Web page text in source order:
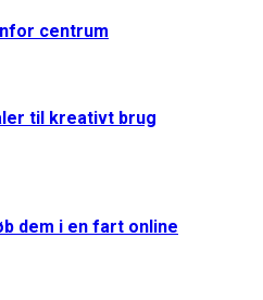
centrum
til kreativt brug
dem i en fart online